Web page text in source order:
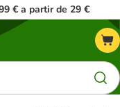
€ a partir de 29 €